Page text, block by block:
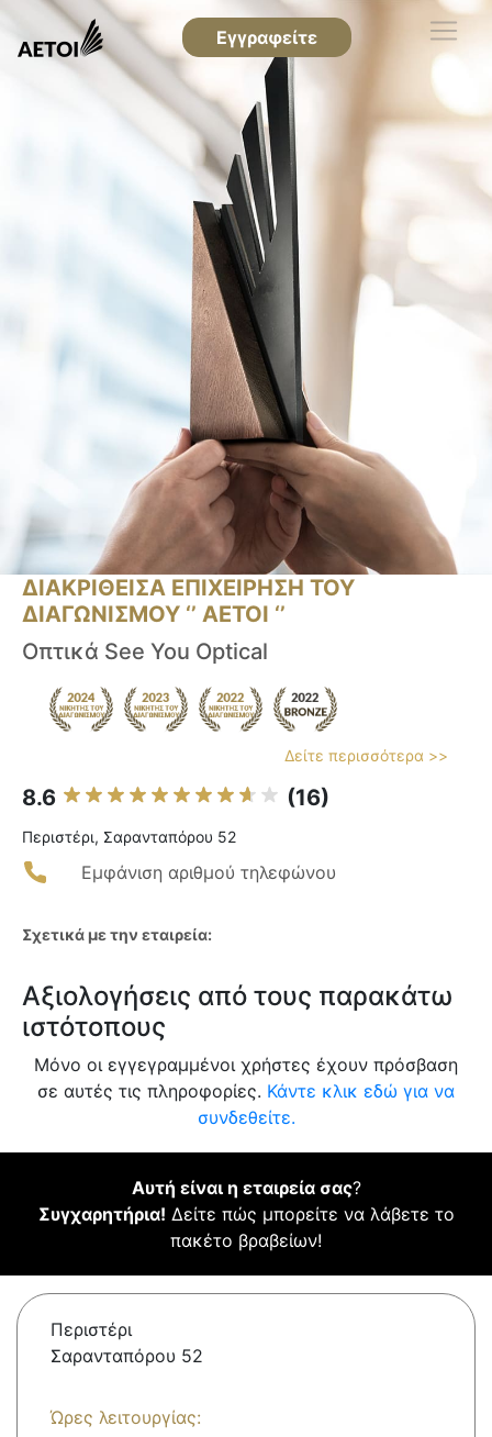
Εγγραφείτε
ΔΙΑΚΡΙΘΕΙΣΑ ΕΠΙΧΕΙΡΗΣΗ ΤΟΥ
ΔΙΑΓΩΝΙΣΜΟΥ ‘’ ΑΕΤΟΙ ‘’
Οπτικά See You Optical
Δείτε περισσότερα >>
8.6 (16)
Περιστέρι, Σαρανταπόρου 52
Εμφάνιση αριθμού τηλεφώνου
Σχετικά με την εταιρεία:
Αξιολογήσεις από τους παρακάτω
ιστότοπους
Μόνο οι εγγεγραμμένοι χρήστες έχουν πρόσβαση
σε αυτές τις πληροφορίες. Κάντε κλικ εδώ για να
συνδεθείτε.
Αυτή είναι η εταιρεία σας?
Συγχαρητήρια! Δείτε πώς μπορείτε να λάβετε το
πακέτο βραβείων!
Περιστέρι
Σαρανταπόρου 52
Ώρες λειτουργίας: